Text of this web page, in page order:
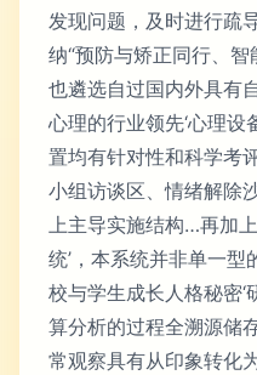
发现问题，及时进行疏
纳“预防与矫正同行、
也遴选自过国内外具有
心理的行业领先‘心理设
置均有针对性和科学考
小组访谈区、情绪解除
上主导实施结构…再加
统’，本系统并非单一
校与学生成长人格秘密
算分析的过程全溯源储
常观察具有从印象转化